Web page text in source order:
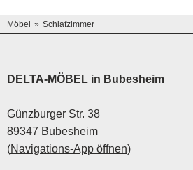
Möbel Schlafzimmer
DELTA-MÖBEL in Bubesheim
Günzburger Str. 38
89347 Bubesheim
(Navigations-App öffnen)